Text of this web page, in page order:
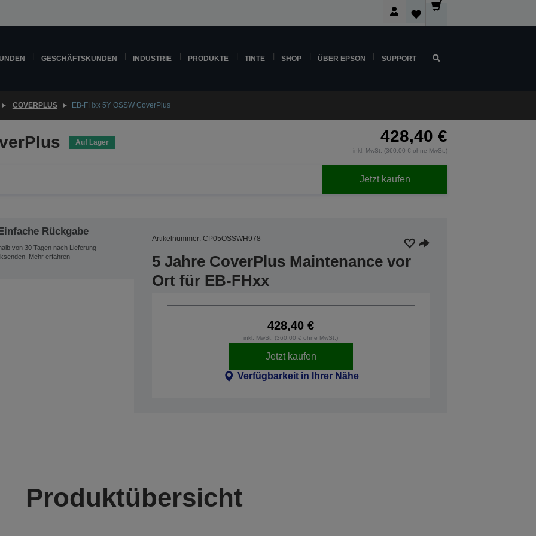
GESCHÄFTSKUNDEN INDUSTRIE PRODUKTE TINTE SHOP ÜBER EPSON SUPPORT
COVERPLUS EB-FHxx 5Y OSSW CoverPlus
Auf Lager 428,40 €
inkl. MwSt. (360,00 € ohne MwSt.)
Jetzt kaufen
Rückgabe
von 30 Tagen nach Lieferung
Mehr erfahren
Artikelnummer: CP05OSSWH978
5 Jahre CoverPlus Maintenance vor
Ort für EB-FHxx
428,40 €
inkl. MwSt. (360,00 € ohne MwSt.)
Jetzt kaufen
Verfügbarkeit in Ihrer Nähe
Produktübersicht